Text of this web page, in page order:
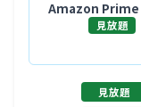
Amazon Prime
見放題
見放題